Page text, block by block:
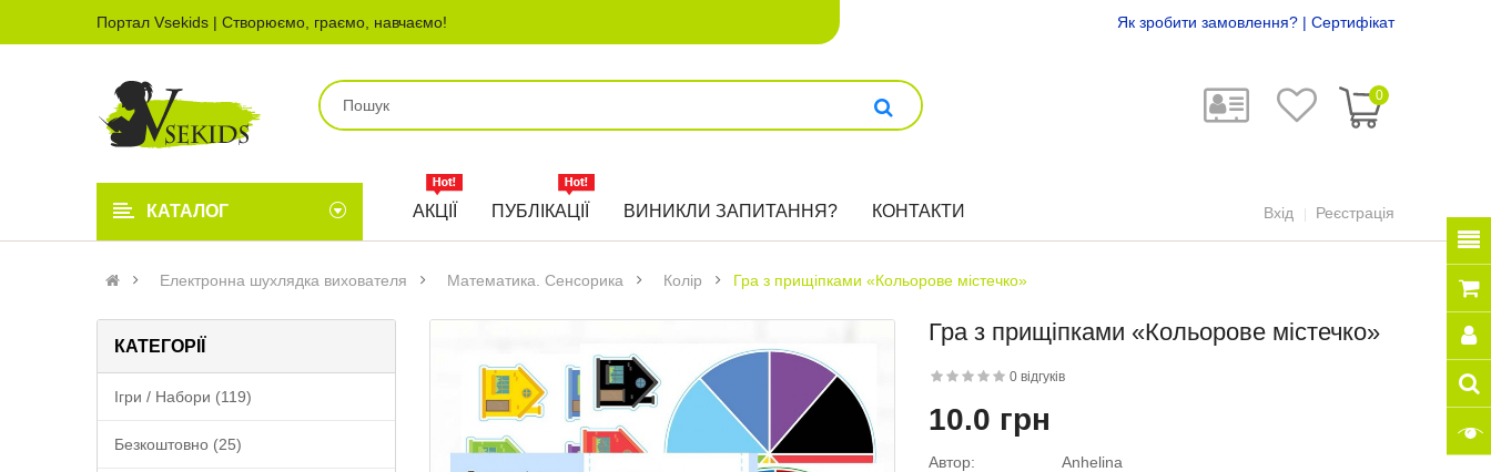
Портал Vsekids | Створюємо, граємо, навчаємо! Як зробити замовлення? | Сертифікат
0
КАТАЛОГ АКЦІЇ ПУБЛІКАЦІЇ ВИНИКЛИ ЗАПИТАННЯ? КОНТАКТИ Вхід Реєстрація
Електронна шухлядка вихователя Математика. Сенсорика Колір Гра з прищіпками «Кольорове містечко»
КАТЕГОРІЇ
Ігри / Набори (119)
Безкоштовно (25)
Гра з прищіпками «Кольорове містечко»
0 відгуків
10.0 грн
Автор:
Anhelina